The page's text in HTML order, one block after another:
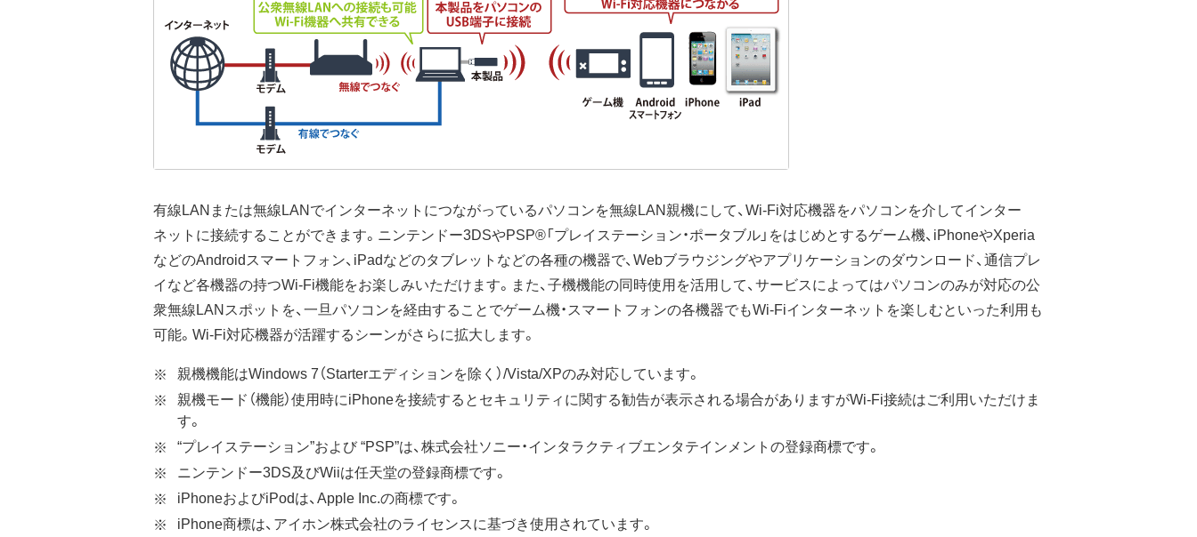
有線LANまたは無線LANでインターネットにつながっているパソコンを無線LAN親機にして、Wi-Fi対応機器をパソコンを介してインター
ネットに接続することができます。ニンテンドー3DSやPSP®「プレイステーション・ポータブル」をはじめとするゲーム機、iPhoneやXperia
などのAndroidスマートフォン、iPadなどのタブレットなどの各種の機器で、Webブラウジングやアプリケーションのダウンロード、通信プレ
イなど各機器の持つWi-Fi機能をお楽しみいただけます。また、子機機能の同時使用を活用して、サービスによってはパソコンのみが対応の公
衆無線LANスポットを、一旦パソコンを経由することでゲーム機・スマートフォンの各機器でもWi-Fiインターネットを楽しむといった利用も
可能。Wi-Fi対応機器が活躍するシーンがさらに拡大します。
親機機能はWindows 7（Starterエディションを除く）/Vista/XPのみ対応しています。
親機モード（機能）使用時にiPhoneを接続するとセキュリティに関する勧告が表示される場合がありますがWi-Fi接続はご利用いただけま
す。
“プレイステーション”および “PSP”は、株式会社ソニー・インタラクティブエンタテインメントの登録商標です。
ニンテンドー3DS及びWiiは任天堂の登録商標です。
iPhoneおよびiPodは、Apple Inc.の商標です。
iPhone商標は、アイホン株式会社のライセンスに基づき使用されています。